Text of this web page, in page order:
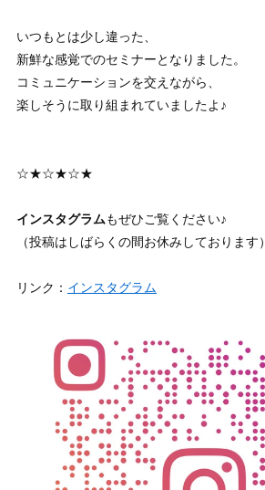
いつもとは少し違った、
新鮮な感覚でのセミナーとなりました。
コミュニケーションを交えながら、
楽しそうに取り組まれていましたよ♪
☆★☆★☆★
インスタグラムもぜひご覧ください♪
（投稿はしばらくの間お休みしております）
リンク： インスタグラム